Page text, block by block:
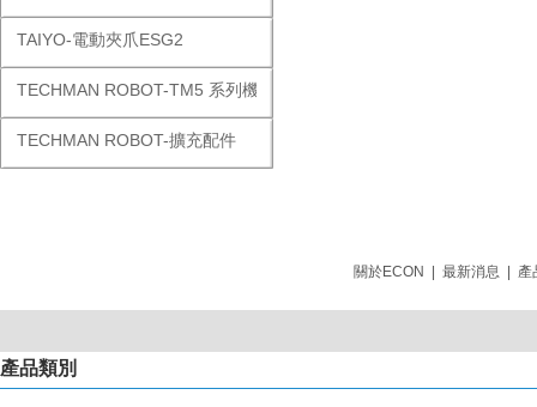
TAIYO-電動夾爪ESG2
TECHMAN ROBOT-TM5 系列機器人
TECHMAN ROBOT-擴充配件
關於ECON 最新消息 產
產品類別